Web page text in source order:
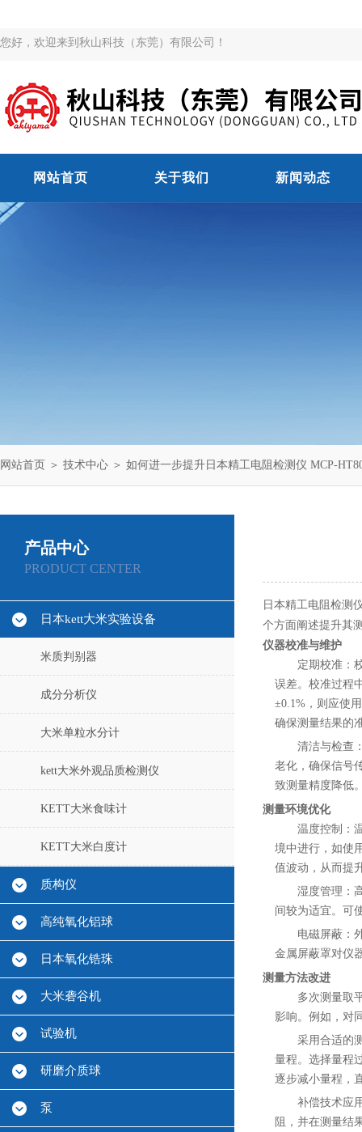
您好，欢迎来到秋山科技（东莞）有限公司！
网站首页 关于我们 新闻动态
网站首页 ＞ 技术中心 ＞ 如何进一步提升日本精工电阻检测仪 MCP-
产品中心
PRODUCT CENTER
日本kett大米实验设备
米质判别器
成分分析仪
大米单粒水分计
kett大米外观品质检测仪
KETT大米食味计
KETT大米白度计
质构仪
高纯氧化铝球
日本氧化锆珠
大米砻谷机
试验机
研磨介质球
泵
日本精工电阻检测
个方面阐述提升其
仪器校准与维护
定期校准：
误差。校准过程
±0.1%，则应使
确保测量结果的
清洁与检查
老化，确保信号
致测量精度降低
测量环境优化
温度控制：
境中进行，如使
值波动，从而提
湿度管理：
间较为适宜。可
电磁屏蔽：
金属屏蔽罩对仪
测量方法改进
多次测量取
影响。例如，对
采用合适的
量程。选择量程
逐步减小量程，
补偿技术应
阻，并在测量结